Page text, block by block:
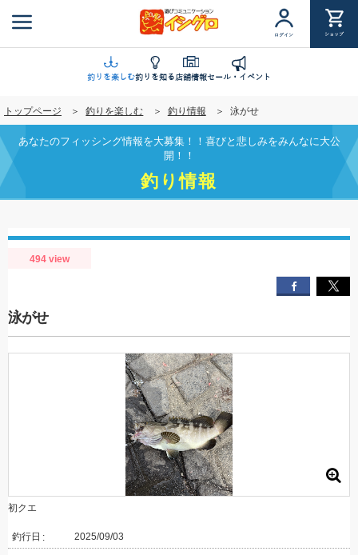
ン
に
移
動
ログイン ショップ
釣りを楽しむ釣りを知る店舗情報セール・イベント
トップページ 釣りを楽しむ 釣り情報 泳がせ
あなたのフィッシング情報を大募集！！喜びと悲しみをみんなに大公
開！！
釣り情報
494 view
泳がせ
初クエ
釣行日 2025/09/03